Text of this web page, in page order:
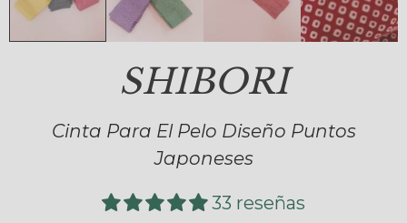
SHIBORI
Cinta Para El Pelo Diseño Puntos
Japoneses
33 reseñas